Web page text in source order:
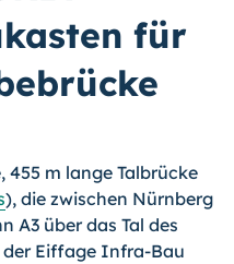
für
455 m lange Talbrücke
), die zwischen Nürnberg
A3 über das Tal des
Eiffage Infra-Bau